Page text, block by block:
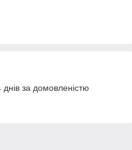
за домовленістю